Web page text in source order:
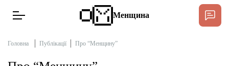
Менщина
Головна Публікації Про “Менщину”